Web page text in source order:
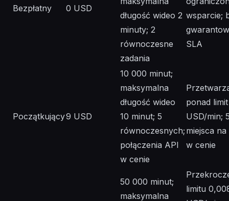
Bezpłatny 0 USD
długość wideo 2
minuty; 2
równoczesne
zadania
wsparcie;
SLA
Początkujący9 USD
10 000 minut;
maksymalna
długość wideo
10 minut; 5
równoczesnych;
połączenia API
w cenie
ponad
USD/min;
miejsca na
w cenie
50 000 minut;
maksymalna
limitu